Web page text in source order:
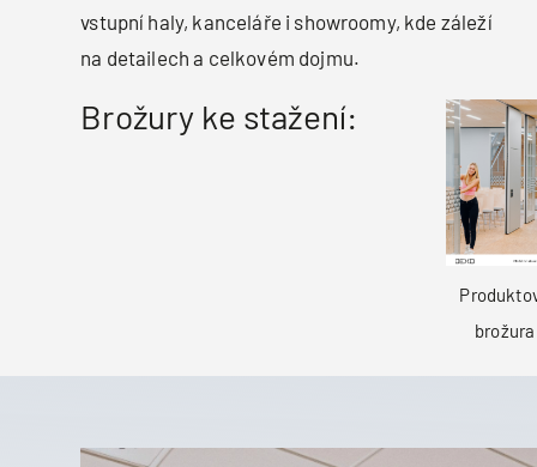
vstupní haly, kanceláře i showroomy, kde záleží
na detailech a celkovém dojmu.
Brožury ke stažení:
brožura